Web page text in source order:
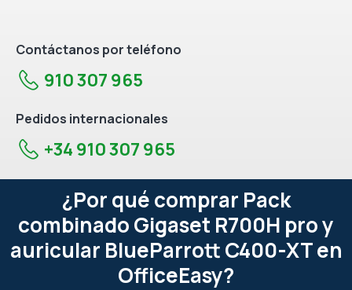
Contáctanos por teléfono
910 307 965
Pedidos internacionales
+34 910 307 965
¿Por qué comprar Pack
combinado Gigaset R700H pro y
auricular BlueParrott C400-XT en
OfficeEasy?